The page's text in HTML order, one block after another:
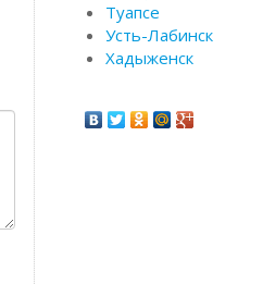
Туапсе
Усть-Лабинск
Хадыженск